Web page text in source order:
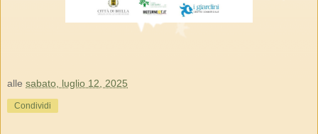
alle sabato, luglio 12, 2025
Condividi